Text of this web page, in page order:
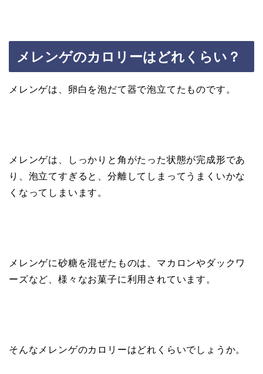
メレンゲのカロリーはどれくらい？
メレンゲは、卵白を泡だて器で泡立てたものです。
メレンゲは、しっかりと角がたった状態が完成形であ
り、泡立てすぎると、分離してしまってうまくいかな
くなってしまいます。
メレンゲに砂糖を混ぜたものは、マカロンやダックワ
ーズなど、様々なお菓子に利用されています。
そんなメレンゲのカロリーはどれくらいでしょうか。